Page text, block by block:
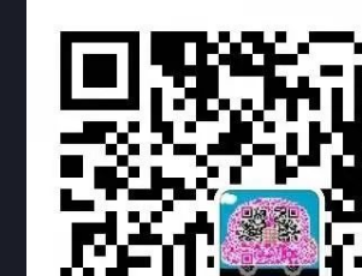
热门标签 TAG
机构链接
联系方式 关于我们
下载与支持
资料下载 视频中心